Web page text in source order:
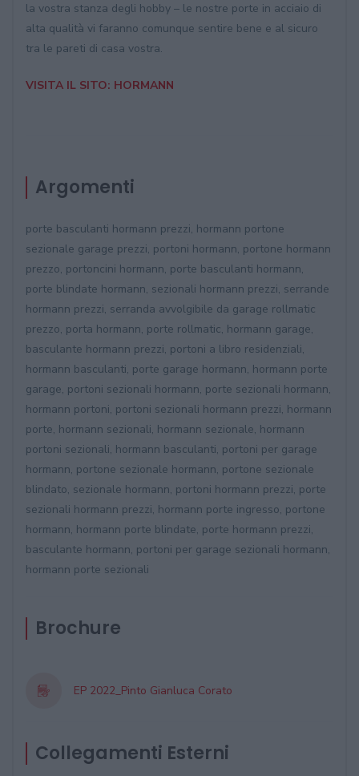
la vostra stanza degli hobby – le nostre porte in acciaio di
alta qualità vi faranno comunque sentire bene e al sicuro
tra le pareti di casa vostra.
VISITA IL SITO: HORMANN
Argomenti
porte basculanti hormann prezzi, hormann portone
sezionale garage prezzi, portoni hormann, portone hormann
prezzo, portoncini hormann, porte basculanti hormann,
porte blindate hormann, sezionali hormann prezzi, serrande
hormann prezzi, serranda avvolgibile da garage rollmatic
prezzo, porta hormann, porte rollmatic, hormann garage,
basculante hormann prezzi, portoni a libro residenziali,
hormann basculanti, porte garage hormann, hormann porte
garage, portoni sezionali hormann, porte sezionali hormann,
hormann portoni, portoni sezionali hormann prezzi, hormann
porte, hormann sezionali, hormann sezionale, hormann
portoni sezionali, hormann basculanti, portoni per garage
hormann, portone sezionale hormann, portone sezionale
blindato, sezionale hormann, portoni hormann prezzi, porte
sezionali hormann prezzi, hormann porte ingresso, portone
hormann, hormann porte blindate, porte hormann prezzi,
basculante hormann, portoni per garage sezionali hormann,
hormann porte sezionali
Brochure
EP 2022_Pinto Gianluca Corato
Collegamenti Esterni